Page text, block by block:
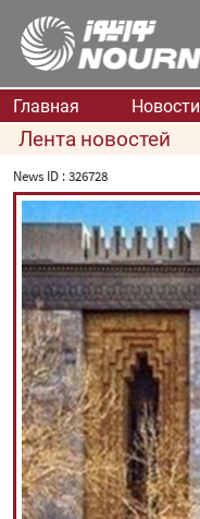
Главная Новости
Лента новостей
News ID :326728